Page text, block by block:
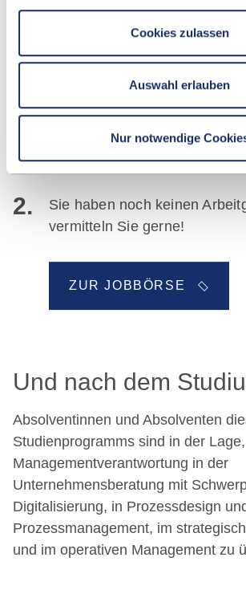
Cookies zulassen
Auswahl erlauben
Nur notwendige
Ihr
1.
Sie haben bereits einen
JETZT BEWERBEN!
2.
Sie haben noch keinen
vermitteln Sie gerne!
ZUR JOBBÖRSE
Und nach dem
Absolventinnen und Absolventen
Studienprogramms sind in der Lage,
Managementverantwortung in der
Unternehmensberatung mit
Digitalisierung, in Prozessdesign
Prozessmanagement, im
und im operativen Management zu